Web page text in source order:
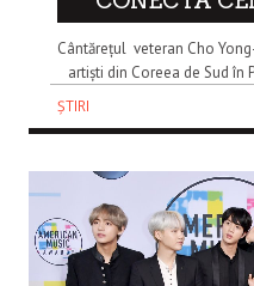
Cântărețul veteran Cho
artiști din Coreea de Sud în
ȘTIRI